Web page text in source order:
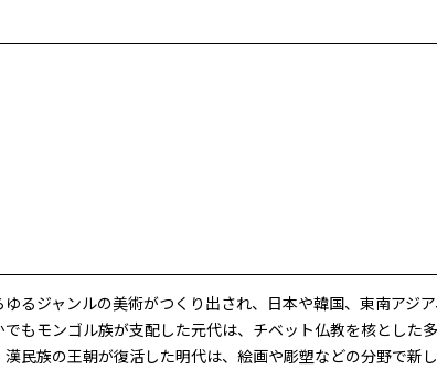
るジャンルの美術がつくり出され、日本や韓国、東南アジ
もモンゴル族が支配した元代は、チベット仏教を核とした
民族の王朝が復活した明代は、絵画や彫塑などの分野で新